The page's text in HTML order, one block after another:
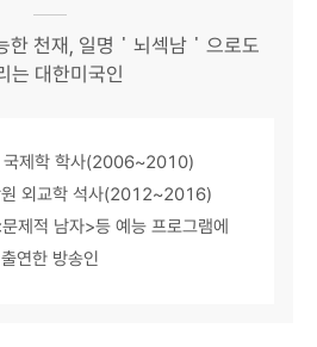
한 천재, 일명＇뇌섹남＇으로도
는 대한미국인
국제학 학사(2006~2010)
원 외교학 석사(2012~2016)
제적 남자>등 예능 프로그램에
출연한 방송인